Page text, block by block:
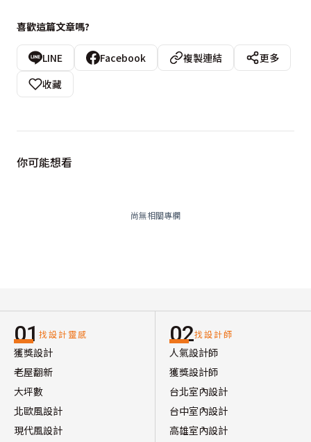
喜歡這篇文章嗎?
LINE Facebook 複製連結
更多
收藏
你可能想看
尚無相關專欄
01 找設計靈感
獲獎設計
老屋翻新
大坪數
北歐風設計
現代風設計
02找設計師
人氣設計師
獲獎設計師
台北室內設計
台中室內設計
高雄室內設計